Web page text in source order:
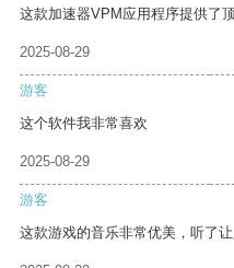
这款加速器VPM应用程序提供了
2025-08-29
游客
这个软件我非常喜欢
2025-08-29
游客
这款游戏的音乐非常优美，听了让